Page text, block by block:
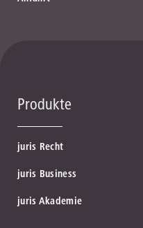
Produkte
juris Recht
juris Business
juris Akademie